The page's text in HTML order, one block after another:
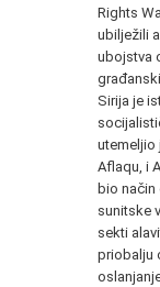
Rights
ubilježili
ubojstva
Sirija je
utemeljio
Aflaqu, i
bio
sunitske
sekti
priobalju